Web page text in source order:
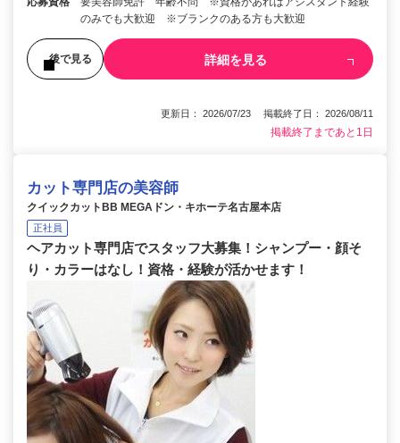
のみでも大歓迎 ※ブランクのある方も大歓迎
後で見る 詳細を見る
更新日： 2026/07/23 掲載終了日： 2026/08/11
掲載終了まであと1日
カット専門店の美容師
クイックカットBB MEGAドン・キホーテ名古屋本店
正社員
ヘアカット専門店でスタッフ大募集！シャンプー・顔そ
り・カラーはなし！資格・経験が活かせます！